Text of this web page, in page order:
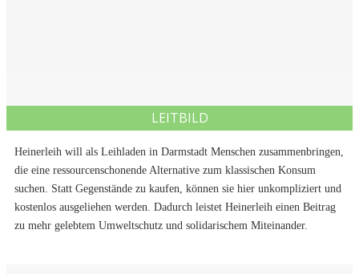
LEITBILD
Heinerleih will als Leihladen in Darmstadt Menschen zusammenbringen,
die eine ressourcenschonende Alternative zum klassischen Konsum
suchen. Statt Gegenstände zu kaufen, können sie hier unkompliziert und
kostenlos ausgeliehen werden. Dadurch leistet Heinerleih einen Beitrag
zu mehr gelebtem Umweltschutz und solidarischem Miteinander.